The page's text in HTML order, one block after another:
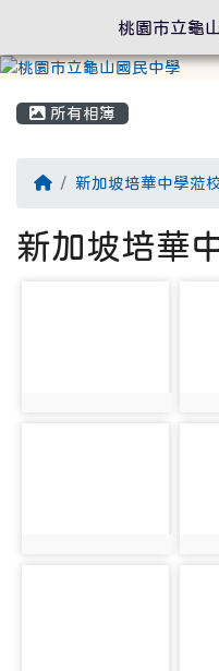
所有相簿
回首頁新加坡培華中學蒞
新加坡培華
桃園市立龜